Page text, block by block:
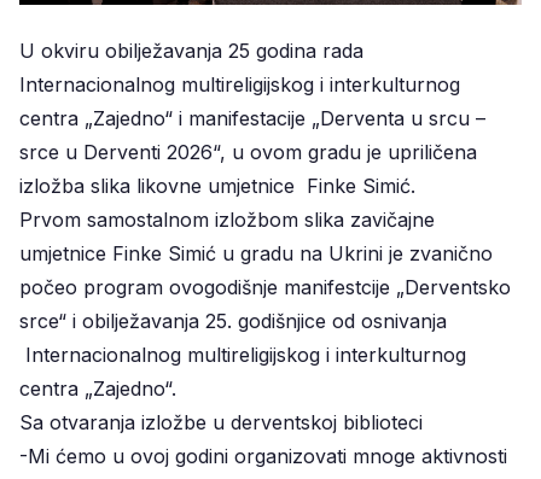
U okviru obilježavanja 25 godina rada
Internacionalnog multireligijskog i interkulturnog
centra „Zajedno“ i manifestacije „Derventa u srcu –
srce u Derventi 2026“, u ovom gradu je upriličena
izložba slika likovne umjetnice Finke Simić.
Prvom samostalnom izložbom slika zavičajne
umjetnice Finke Simić u gradu na Ukrini je zvanično
počeo program ovogodišnje manifestcije „Derventsko
srce“ i obilježavanja 25. godišnjice od osnivanja
Internacionalnog multireligijskog i interkulturnog
centra „Zajedno“.
Sa otvaranja izložbe u derventskoj biblioteci
-Mi ćemo u ovoj godini organizovati mnoge aktivnosti